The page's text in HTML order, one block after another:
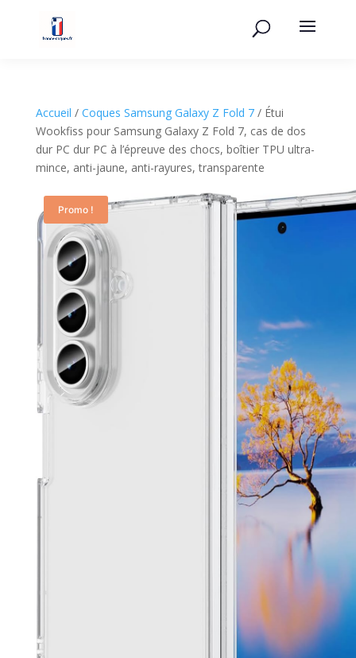
Accueil / Coques Samsung Galaxy Z Fold 7/ Étui
Wookfiss pour Samsung Galaxy Z Fold 7, cas de dos
dur PC dur PC à l’épreuve des chocs, boîtier TPU ultra-
mince, anti-jaune, anti-rayures, transparente
Promo !